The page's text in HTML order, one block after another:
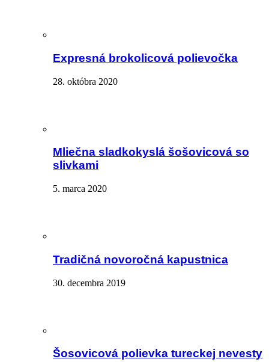
Expresná brokolicová polievočka
28. októbra 2020
Mliečna sladkokyslá šošovicová so
slivkami
5. marca 2020
Tradičná novoročná kapustnica
30. decembra 2019
Šosovicová polievka tureckej nevesty